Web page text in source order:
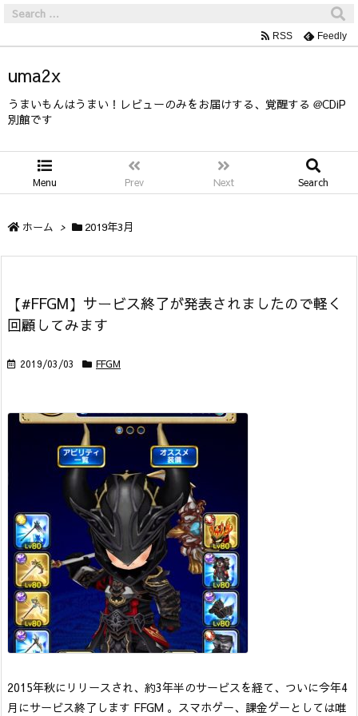
uma2x
うまいもんはうまい！レビューのみをお届けする、覚醒する @CDiP
別館です
Menu Prev Next Search
RSS Feedly
ホーム > 2019年3月
【#FFGM】サービス終了が発表されましたので軽く
回顧してみます
2019/03/03 FFGM
2015年秋にリリースされ、約3年半のサービスを経て、ついに今年4
月にサービス終了します FFGM 。スマホゲー、課金ゲーとしては唯